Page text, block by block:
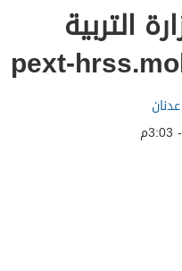
التربية